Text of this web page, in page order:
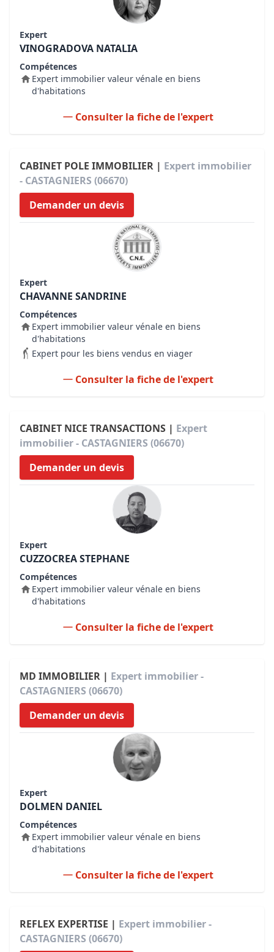
Expert
VINOGRADOVA NATALIA
Compétences
Expert immobilier valeur vénale en biens
d'habitations
Consulter la fiche de l'expert
CABINET POLE IMMOBILIER | Expert immobilier
- CASTAGNIERS (06670)
Demander un devis
Expert
CHAVANNE SANDRINE
Compétences
Expert immobilier valeur vénale en biens
d'habitations
Expert pour les biens vendus en viager
Consulter la fiche de l'expert
CABINET NICE TRANSACTIONS | Expert
immobilier - CASTAGNIERS (06670)
Demander un devis
Expert
CUZZOCREA STEPHANE
Compétences
Expert immobilier valeur vénale en biens
d'habitations
Consulter la fiche de l'expert
MD IMMOBILIER | Expert immobilier -
CASTAGNIERS (06670)
Demander un devis
Expert
DOLMEN DANIEL
Compétences
Expert immobilier valeur vénale en biens
d'habitations
Consulter la fiche de l'expert
REFLEX EXPERTISE | Expert immobilier -
CASTAGNIERS (06670)